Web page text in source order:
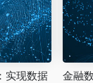
实现数据
金融